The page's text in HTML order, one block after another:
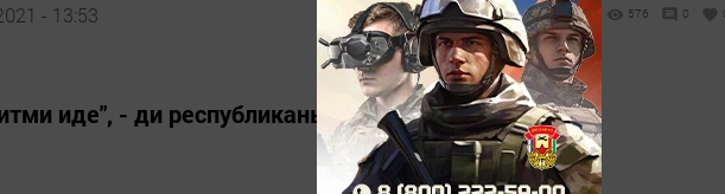
- 13:53 576 0
иде", - ди республиканың беренче Президенты.